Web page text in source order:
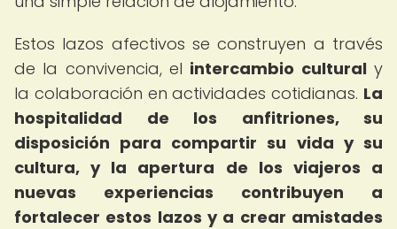
Estos lazos afectivos se construyen a través
de la convivencia, el intercambio culturaly
la colaboración en actividades cotidianas. La
hospitalidad de los anfitriones, su
disposición para compartir su vida y su
cultura, y la apertura de los viajeros a
nuevas experiencias contribuyen a
fortalecer estos lazos y a crear amistades